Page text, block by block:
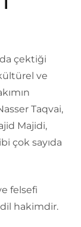
çektiği
ve
Taqvai,
Majidi,
çok sayıda
felsefi
dil hakimdir.